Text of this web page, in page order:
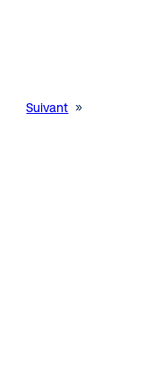
Suivant »